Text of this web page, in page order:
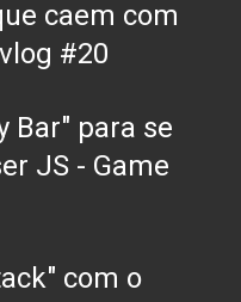
caem com
#20
Bar" para se
JS - Game
com o